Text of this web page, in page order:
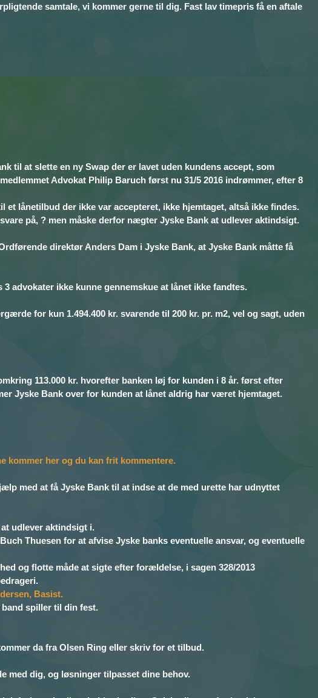
samtale, vi kommer gerne til dig. Fast lav timepris få en aftale
til at slette en ny Swap der er lavet uden kundens accept, som
Advokat Philip Baruch først nu 31/5 2016 indrømmer, efter 8
lånetilbud der ikke var accepteret, ikke hjemtaget, altså ikke findes.
på, ? men måske derfor nægter Jyske Bank at udlever aktindsigt.
direktør Anders Dam i Jyske Bank, at Jyske Bank måtte få
advokater ikke kunne gennemskue at lånet ikke fandtes.
for kun 1.494.400 kr. svarende til 200 kr. pr. m2, vel og sagt, uden
113.000 kr. hvorefter banken løj for kunden i 8 år. først efter
Jyske Bank over for kunden at lånet aldrig har været hjemtaget.
kommer her og du kan frit kommentere.
med at få Jyske Bank til at indse at de med urette har udnyttet
udlever aktindsigt i.
Thuesen for at afvise Jyske banks eventuelle ansvar, og eventuelle
og flotte måde at sigte efter forældelse, i sagen 328/2013
Basist.
band spiller til din fest.
da fra Olsen Ring eller skriv for et tilbud.
med dig, og løsninger tilpasset dine behov.